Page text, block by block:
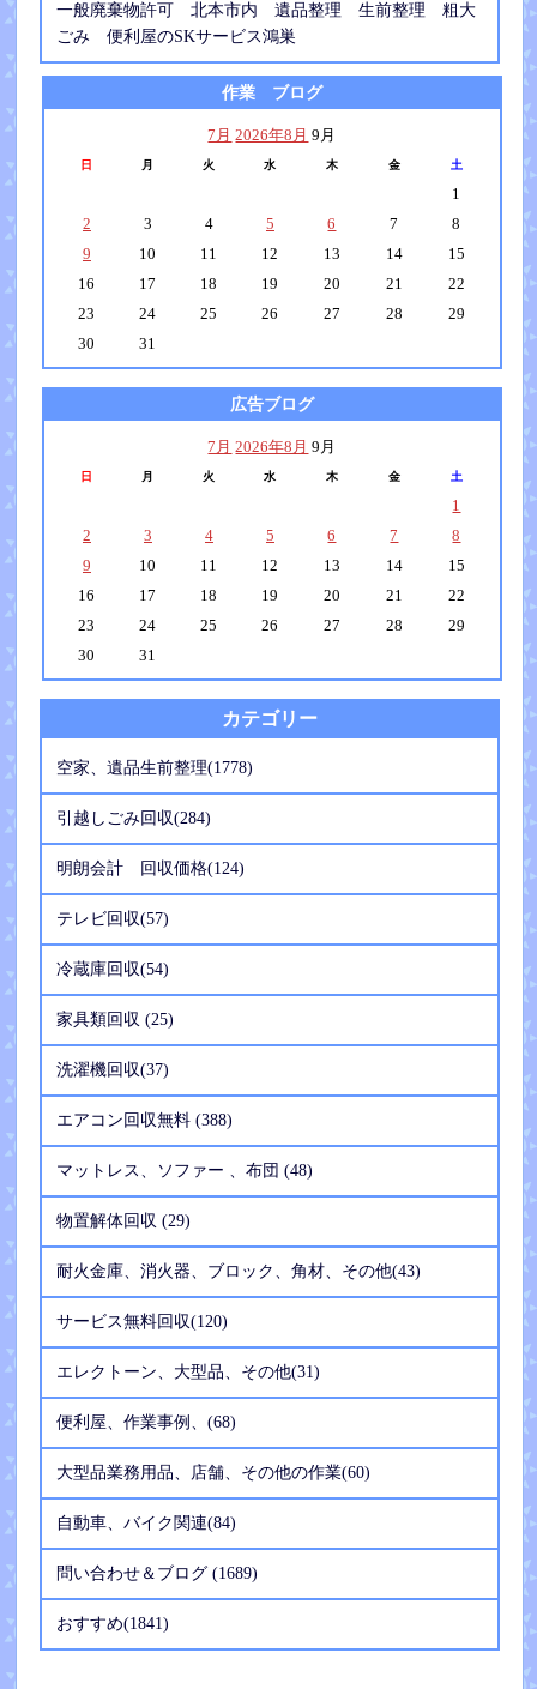
一般廃棄物許可 北本市内 遺品整理 生前整理 粗大
ごみ 便利屋のSKサービス鴻巣
作業 ブログ
7月 2026年8月 9月
日 月 火 水 木 金 土
1
2
3 4 5 6 7
8
9
10 11 12 13 14
15
16
17 18 19 20 21
22
23
24 25 26 27 28
29
30
31
広告ブログ
7月 2026年8月 9月
日 月 火 水 木 金 土
1
2
3 4 5 6 7
8
9
10 11 12 13 14
15
16
17 18 19 20 21
22
23
24 25 26 27 28
29
30
31
カテゴリー
空家、遺品生前整理(1778)
引越しごみ回収(284)
明朗会計 回収価格(124)
テレビ回収(57)
冷蔵庫回収(54)
家具類回収 (25)
洗濯機回収(37)
エアコン回収無料 (388)
マットレス、ソファー 、布団 (48)
物置解体回収 (29)
耐火金庫、消火器、ブロック、角材、その他(43)
サービス無料回収(120)
エレクトーン、大型品、その他(31)
便利屋、作業事例、(68)
大型品業務用品、店舗、その他の作業(60)
自動車、バイク関連(84)
問い合わせ＆ブログ (1689)
おすすめ(1841)